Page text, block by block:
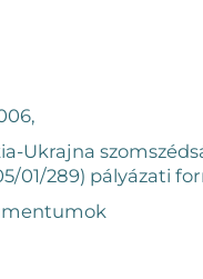
Ukrajna
01/289) pályázati